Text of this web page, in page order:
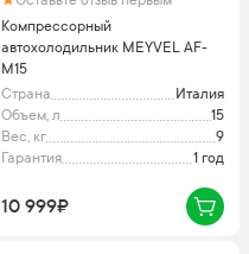
Компрессорный
автохолодильник MEYVEL AF-
M15
Страна
Италия
Объем, л
15
Вес, кг
9
Гарантия
1 год
10 999₽